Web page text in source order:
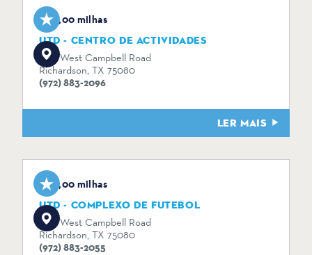
0,00 milhas
UTD - CENTRO DE ACTIVIDADES
800 West Campbell Road
Richardson, TX 75080
(972) 883-2096
LER MAIS
0,00 milhas
UTD - COMPLEXO DE FUTEBOL
800 West Campbell Road
Richardson, TX 75080
(972) 883-2055